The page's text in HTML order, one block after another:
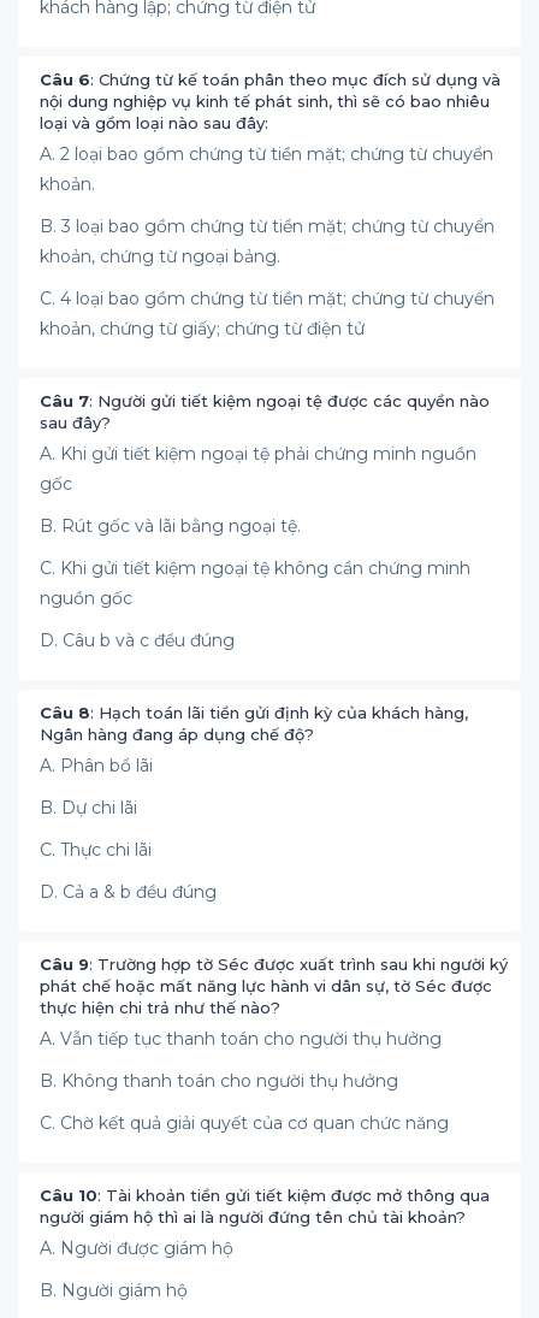
khách hàng lập; chứng từ điện tử
Câu 6: Chứng từ kế toán phân theo mục đích sử dụng và
nội dung nghiệp vụ kinh tế phát sinh, thì sẽ có bao nhiêu
loại và gồm loại nào sau đây:
A. 2 loại bao gồm chứng từ tiền mặt; chứng từ chuyển
khoản.
B. 3 loại bao gồm chứng từ tiền mặt; chứng từ chuyển
khoản, chứng từ ngoại bảng.
C. 4 loại bao gồm chứng từ tiền mặt; chứng từ chuyển
khoản, chứng từ giấy; chứng từ điện tử
Câu 7: Người gửi tiết kiệm ngoại tệ được các quyền nào
sau đây?
A. Khi gửi tiết kiệm ngoại tệ phải chứng minh nguồn
gốc
B. Rút gốc và lãi bằng ngoại tệ.
C. Khi gửi tiết kiệm ngoại tệ không cần chứng minh
nguồn gốc
D. Câu b và c đều đúng
Câu 8: Hạch toán lãi tiền gửi định kỳ của khách hàng,
Ngân hàng đang áp dụng chế độ?
A. Phân bổ lãi
B. Dự chi lãi
C. Thực chi lãi
D. Cả a & b đều đúng
Câu 9: Trường hợp tờ Séc được xuất trình sau khi người ký
phát chế hoặc mất năng lực hành vi dân sự, tờ Séc được
thực hiện chi trả như thế nào?
A. Vẫn tiếp tục thanh toán cho người thụ hưởng
B. Không thanh toán cho người thụ hưởng
C. Chờ kết quả giải quyết của cơ quan chức năng
Câu 10: Tài khoản tiền gửi tiết kiệm được mở thông qua
người giám hộ thì ai là người đứng tên chủ tài khoản?
A. Người được giám hộ
B. Người giám hộ